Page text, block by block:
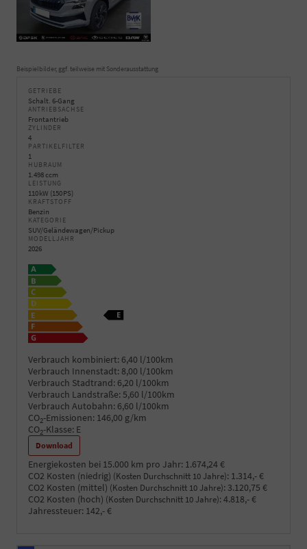
Beispielbilder, ggf. teilweise mit Sonderausstattung
GETRIEBE
Schalt. 6-Gang
ANTRIEBSACHSE
Frontantrieb
ZYLINDER
4
PARTIKELFILTER
1
HUBRAUM
1.498 ccm
LEISTUNG
110 kW (150 PS)
KRAFTSTOFF
Benzin
KATEGORIE
SUV/Geländewagen/Pickup
MODELLJAHR
2026
Verbrauch kombiniert: 6,40 l/100km
Verbrauch Innenstadt: 8,00 l/100km
Verbrauch Stadtrand: 6,20 l/100km
Verbrauch Landstraße: 5,60 l/100km
Verbrauch Autobahn: 6,60 l/100km
CO2-Emissionen: 146,00 g/km
CO2-Klasse: E
Download
Energiekosten bei 15.000 km pro Jahr: 1.674,24 €
CO2 Kosten (niedrig) (Kosten Durchschnitt 10 Jahre): 1.314,- €
CO2 Kosten (mittel) (Kosten Durchschnitt 10 Jahre): 3.120,75 €
CO2 Kosten (hoch) (Kosten Durchschnitt 10 Jahre): 4.818,- €
Jahressteuer: 142,- €